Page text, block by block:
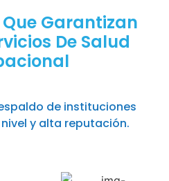
Garantizan
De Salud
de instituciones
y alta reputación.